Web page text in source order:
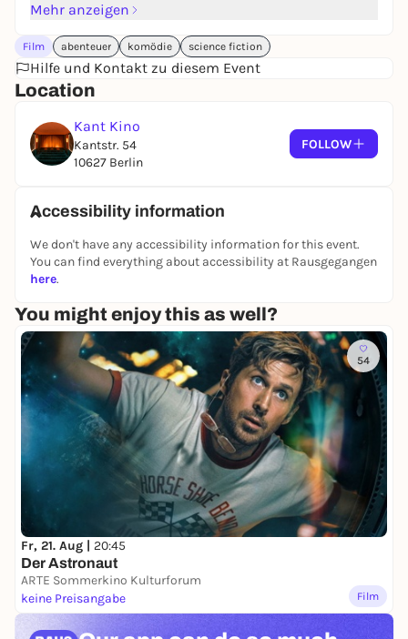
verhindern und muss dafür eine ganz bestimmte
haben sie Zeit, den Lauf des Schicksals zu ändern.
Mehr anzeigen
Film abenteuer komödie science fiction
Hilfe und Kontakt zu diesem Event
Location
Kant Kino
Kantstr. 54
10627 Berlin
FOLLOW
Accessibility information
We don't have any accessibility information for this event.
You can find everything about accessibility at Rausgegangen
here.
You might enjoy this as well?
54
Fr, 21. Aug | 20:45
Der Astronaut
ARTE Sommerkino Kulturforum
keine Preisangabe
Film